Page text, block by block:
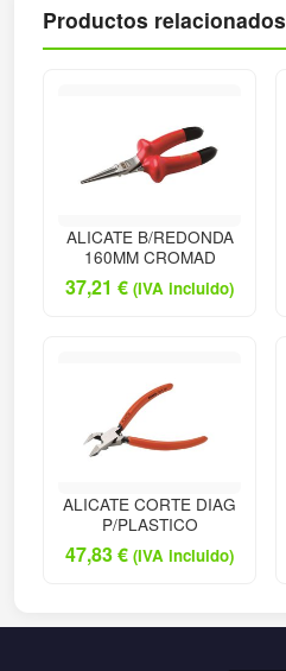
Productos relacionados
ALICATE B/REDONDA
160MM CROMAD
37,21 € (IVA incluido)
ALICATE CORTE DIAG
P/PLASTICO
47,83€ (IVA incluido)